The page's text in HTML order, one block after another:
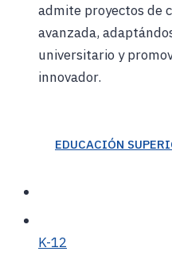
admite proyectos de
avanzada,
universitario y
innovador.
EDUCACIÓN
K-12